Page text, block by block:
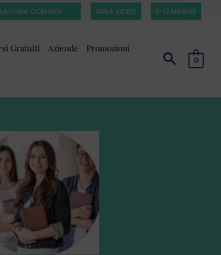
LAVORA CON NOI AREA VIDEO E-LEARNING
Gratuiti Aziende Promozioni
0